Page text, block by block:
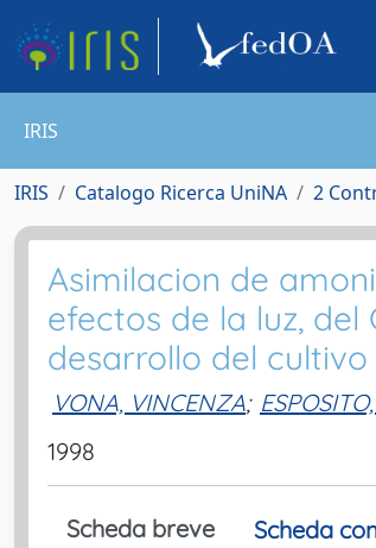
IRIS
IRIS Catalogo Ricerca UniNA 2
Asimilacion de
efectos de la luz,
desarrollo del cultivo
VONA, VINCENZA;
1998
Scheda breve Scheda